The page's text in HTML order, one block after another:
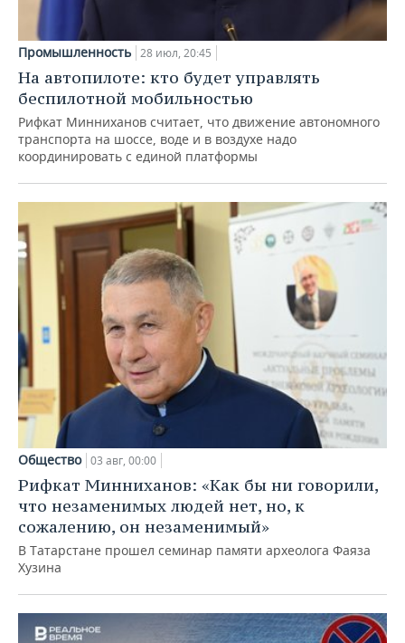
Промышленность 28 июл, 20:45
На автопилоте: кто будет управлять
беспилотной мобильностью
Рифкат Минниханов считает, что движение автономного
транспорта на шоссе, воде и в воздухе надо
координировать с единой платформы
Общество 03 авг, 00:00
Рифкат Минниханов: «Как бы ни говорили,
что незаменимых людей нет, но, к
сожалению, он незаменимый»
В Татарстане прошел семинар памяти археолога Фаяза
Хузина